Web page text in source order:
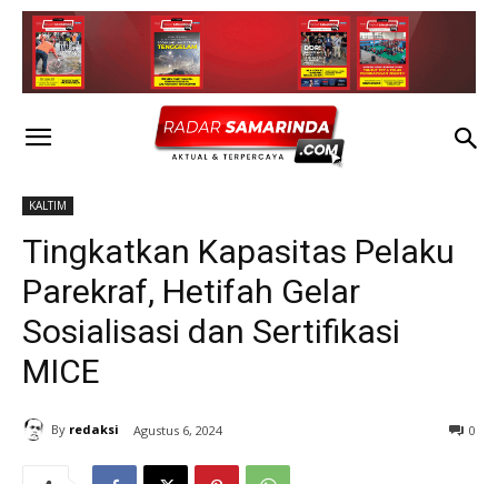
KALTIM
Tingkatkan Kapasitas Pelaku
Parekraf, Hetifah Gelar
Sosialisasi dan Sertifikasi
MICE
By redaksi Agustus 6, 2024 0